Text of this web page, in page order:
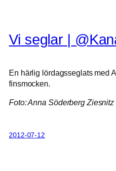
Vi seglar |
En härlig lördagsseglats med
finsmocken.
Foto: Anna Söderberg Ziesnitz
2012-07-12